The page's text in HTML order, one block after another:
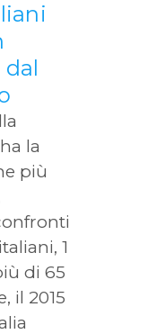
la
più
1
di 65
il 2015